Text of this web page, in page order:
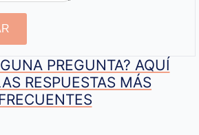
PREGUNTA? AQUÍ
RESPUESTAS MÁS